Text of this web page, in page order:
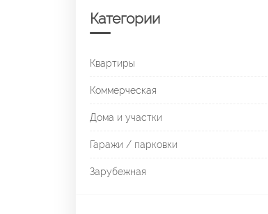
Категории
Квартиры
Коммерческая
Дома и участки
Гаражи / парковки
Зарубежная